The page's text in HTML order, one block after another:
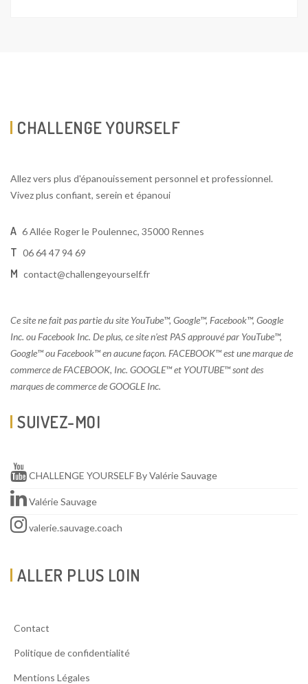
CHALLENGE YOURSELF
Allez vers plus d'épanouissement personnel et professionnel.
Vivez plus confiant, serein et épanoui
A 6 Allée Roger le Poulennec, 35000 Rennes
T 06 64 47 94 69
M contact@challengeyourself.fr
Ce site ne fait pas partie du site YouTube™, Google™, Facebook™, Google
Inc. ou Facebook Inc. De plus, ce site n’est PAS approuvé par YouTube™,
Google™ ou Facebook™ en aucune façon. FACEBOOK™ est une marque de
commerce de FACEBOOK, Inc. GOOGLE™ et YOUTUBE™ sont des
marques de commerce de GOOGLE Inc.
SUIVEZ-MOI
CHALLENGE YOURSELF By Valérie Sauvage
Valérie Sauvage
valerie.sauvage.coach
ALLER PLUS LOIN
Contact
Politique de confidentialité
Mentions Légales